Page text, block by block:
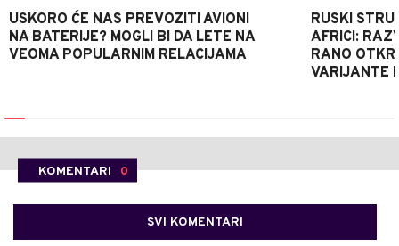
USKORO ĆE NAS PREVOZITI AVIONI
NA BATERIJE? MOGLI BI DA LETE NA
VEOMA POPULARNIM RELACIJAMA
RUSKI
AFRICI:
RANO
VARIJANTE
KOMENTARI 0
SVI KOMENTARI